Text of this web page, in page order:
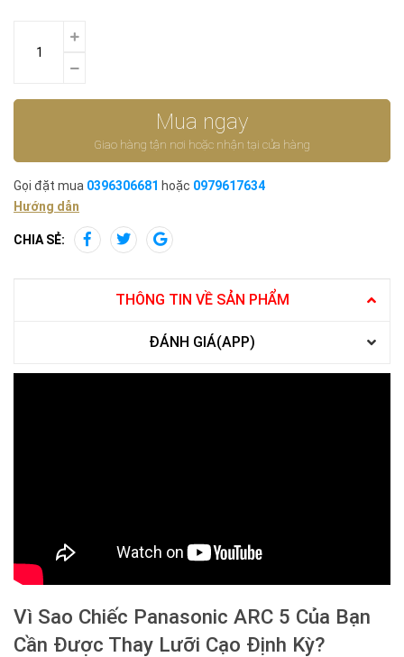
Mua ngay
Giao hàng tận nơi hoặc nhận tại cửa hàng
Gọi đặt mua 0396306681 hoặc 0979617634
Hướng dẫn
CHIA SẺ:
THÔNG TIN VỀ SẢN PHẨM
ĐÁNH GIÁ(APP)
Vì Sao Chiếc Panasonic ARC 5 Của Bạn
Cần Được Thay Lưỡi Cạo Định Kỳ?